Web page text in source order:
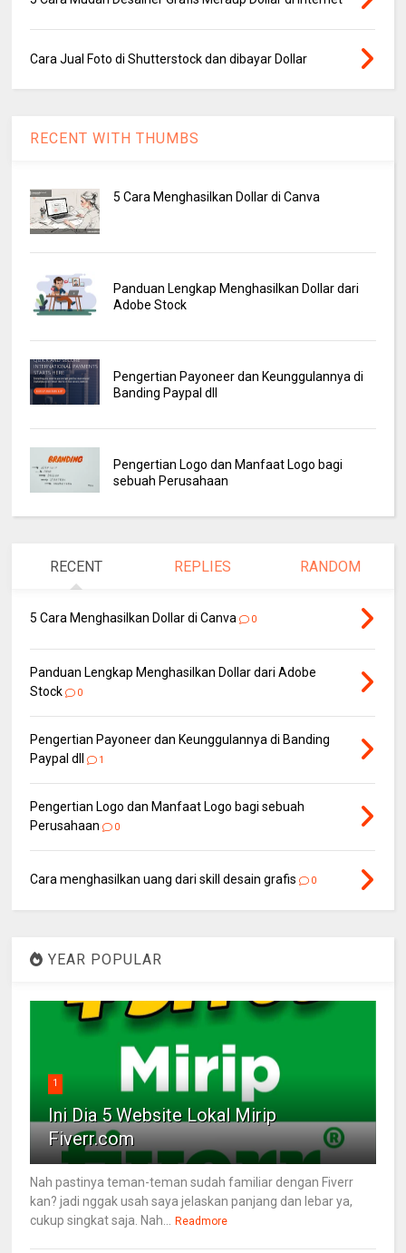
Cara Jual Foto di Shutterstock dan dibayar Dollar
RECENT WITH THUMBS
5 Cara Menghasilkan Dollar di Canva
Panduan Lengkap Menghasilkan Dollar dari
Adobe Stock
Pengertian Payoneer dan Keunggulannya di
Banding Paypal dll
Pengertian Logo dan Manfaat Logo bagi
sebuah Perusahaan
RECENT REPLIES RANDOM
5 Cara Menghasilkan Dollar di Canva 0
Panduan Lengkap Menghasilkan Dollar dari Adobe
Stock
0
Pengertian Payoneer dan Keunggulannya di Banding
Paypal dll
1
Pengertian Logo dan Manfaat Logo bagi sebuah
Perusahaan
0
Cara menghasilkan uang dari skill desain grafis 0
YEAR POPULAR
1
Ini Dia 5 Website Lokal Mirip
Fiverr.com
Nah pastinya teman-teman sudah familiar dengan Fiverr
kan? jadi nggak usah saya jelaskan panjang dan lebar ya,
cukup singkat saja. Nah... Readmore